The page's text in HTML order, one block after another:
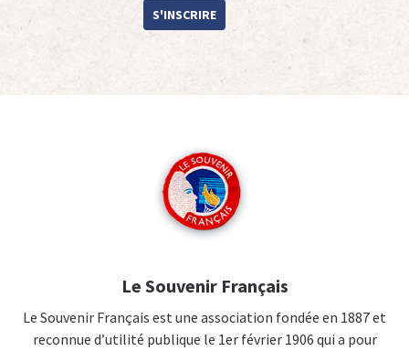
S'INSCRIRE
Le Souvenir Français
Le Souvenir Français est une association fondée en 1887 et
reconnue d’utilité publique le 1er février 1906 qui a pour